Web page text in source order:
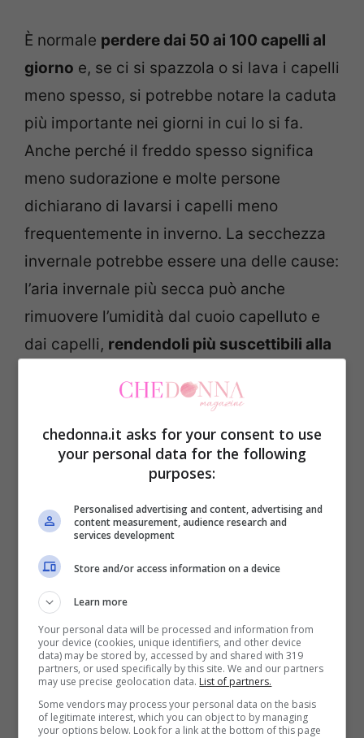
È normale perdere dai 50 ai 100 capelli al
giorno e, se ci si spazzola o si lava i capelli
meno spesso, si potrebbe notare la caduta
più importante nei giorni in cui lo si fa.
Anche perché il freddo spesso significa
meno sudorazione e molte persone
dichiarano di lavarsi i capelli meno
frequentemente in inverno. La secchezza
invernale potrebbe essere una delle cause:
l’aria invernale più secca può anche
rimuovere l’umidità dal cuoio capelluto e
dai capelli, rendendoli più suscettibili alla
Come trattare e prevenire la
caduta e la rottura dei capelli in
Qualunque sia la causa,perdere i capelli
può essere stressante,
modo per attenuare la caduta stagionale è
giusto tentare ogni cosa. Noi abbiamo
qualche consiglio.
Evitare docce troppo calde.Non c’è
sensazione migliore di una doccia bollente
chedonna.it asks for your consent to use
your personal data for the following
purposes:
Personalised advertising and content, advertising and
content measurement, audience research and
services development
Store and/or access information on a device
Learn more
Your personal data will be processed and information from
your device (cookies, unique identifiers, and other device
data) may be stored by, accessed by and shared with 319
partners, or used specifically by this site. We and our partners
may use precise geolocation data. List of partners.
Some vendors may process your personal data on the basis
of legitimate interest, which you can object to by managing
your options below. Look for a link at the bottom of this page